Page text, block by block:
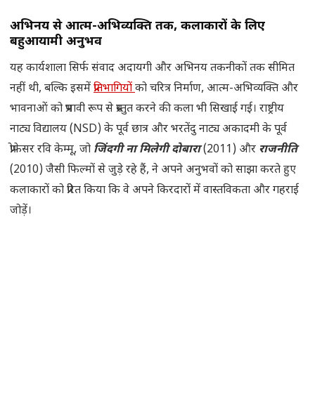
अभिनय से आत्म-अभिव्यक्ति तक, कलाकारों के लिए
बहुआयामी अनुभव
यह कार्यशाला सिर्फ संवाद अदायगी और अभिनय तकनीकों तक सीमित
नहीं थी, बल्कि इसमेंप्रतिभागियोंको चरित्र निर्माण, आत्म-अभिव्यक्ति और
भावनाओं को प्रभावी रूप से प्रस्तुत करने की कला भी सिखाई गई। राष्ट्रीय
नाट्य विद्यालय (NSD) के पूर्व छात्र और भरतेंदु नाट्य अकादमी के पूर्व
प्रोफेसर रवि केम्मू, जो जिंदगी ना मिलेगी दोबारा(2011) और राजनीति
(2010) जैसी फिल्मों से जुड़े रहे हैं, ने अपने अनुभवों को साझा करते हुए
कलाकारों को प्रेरित किया कि वे अपने किरदारों में वास्तविकता और गहराई
जोड़ें।